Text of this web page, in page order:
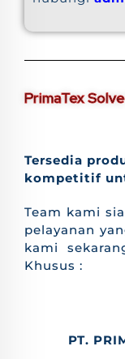
PrimaTex
Tersedia
kompetitif
Team kami
pelayanan
kami
Khusus :
PT.